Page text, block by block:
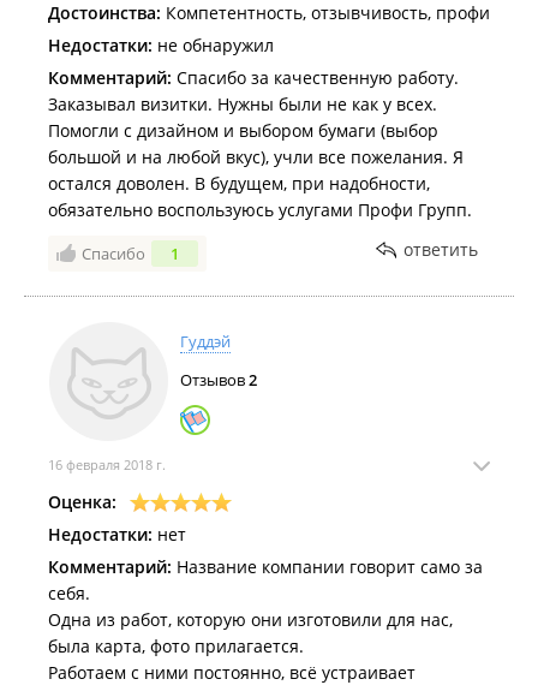
Достоинства: Компетентность, отзывчивость, профи
Недостатки: не обнаружил
Комментарий: Спасибо за качественную работу.
Заказывал визитки. Нужны были не как у всех.
Помогли с дизайном и выбором бумаги (выбор
большой и на любой вкус), учли все пожелания. Я
остался доволен. В будущем, при надобности,
обязательно воспользуюсь услугами Профи Групп.
Спасибо 1 ответить
Гуддэй
Отзывов2
16 февраля 2018 г.
Оценка:
Недостатки: нет
Комментарий: Название компании говорит само за
себя.
Одна из работ, которую они изготовили для нас,
была карта, фото прилагается.
Работаем с ними постоянно, всё устраивает